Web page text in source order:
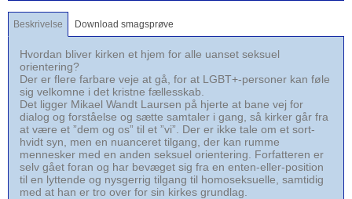
Beskrivelse Download smagsprøve
Hvordan bliver kirken et hjem for alle uanset seksuel
orientering?
Der er flere farbare veje at gå, for at LGBT+-personer kan føle
sig velkomne i det kristne fællesskab.
Det ligger Mikael Wandt Laursen på hjerte at bane vej for
dialog og forståelse og sætte samtaler i gang, så kirker går fra
at være et ”dem og os” til et ”vi”. Der er ikke tale om et sort-
hvidt syn, men en nuanceret tilgang, der kan rumme
mennesker med en anden seksuel orientering. Forfatteren er
selv gået foran og har bevæget sig fra en enten-eller-position
til en lyttende og nysgerrig tilgang til homoseksuelle, samtidig
med at han er tro over for sin kirkes grundlag.